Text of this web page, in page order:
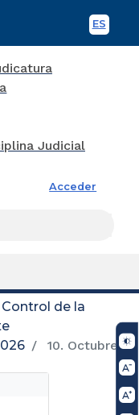
ES
Acceder
de la
10. Octubre